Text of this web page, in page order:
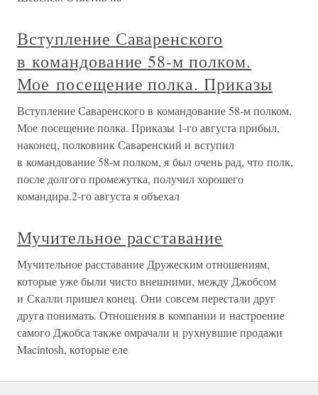
Вступление Саваренского
в командование 58-м полком.
Мое посещение полка. Приказы
Вступление Саваренского в командование 58-м полком.
Мое посещение полка. Приказы 1-го августа прибыл,
наконец, полковник Саваренский и вступил
в командование 58-м полком, я был очень рад, что полк,
после долгого промежутка, получил хорошего
командира.2-го августа я объехал
Мучительное расставание
Мучительное расставание Дружеским отношениям,
которые уже были чисто внешними, между Джобсом
и Скалли пришел конец. Они совсем перестали друг
друга понимать. Отношения в компании и настроение
самого Джобса также омрачали и рухнувшие продажи
Macintosh, которые еле